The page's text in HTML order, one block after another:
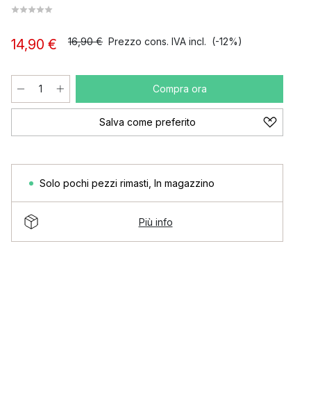
14,90 € 16,90 € Prezzo cons. IVA incl. (-12%)
Compra ora
Salva come preferito
Solo pochi pezzi rimasti In magazzino
Più info